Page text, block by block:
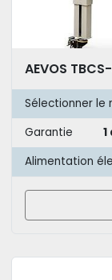
Sélectionner le
Garantie
Alimentation